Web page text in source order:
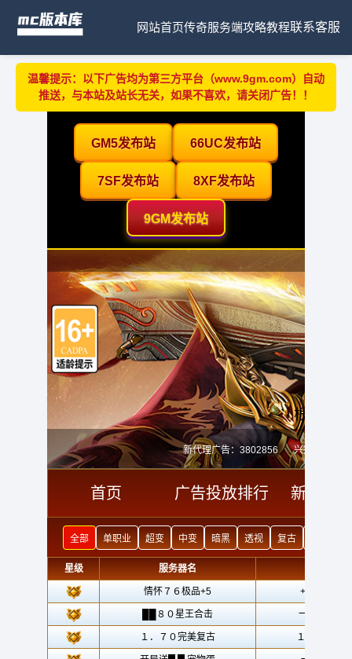
网站首页传奇服务端攻略教程联系客服
温馨提示：以下广告均为第三方平台（www.9gm.com）自动
推送，与本站及站长无关，如果不喜欢，请关闭广告！！